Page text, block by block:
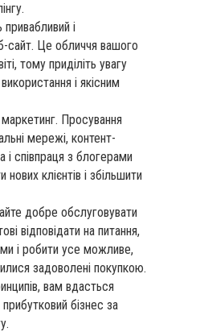
привабливий і
сайт. Це обличчя вашого
тому приділіть увагу
і якісним
Просування
мережі, контент-
і співпраця з блогерами
клієнтів і збільшити
добре обслуговувати
відповідати на питання,
і робити усе можливе,
задоволені покупкою.
вам вдасться
бізнес за